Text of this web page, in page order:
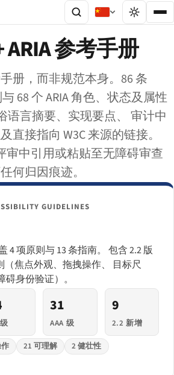
ARIA 参考手册
册，而非规范本身。86 条
68 个 ARIA 角色、状态及属性
言摘要、实现要点、 审计中
直接指向 W3C 来源的链接。
审中引用或粘贴至无障碍审查
何归因痕迹。
GUIDELINES
4 项原则与 13 条指南。 包含 2.2 版
（焦点外观、拖拽操作、 目标尺
身份验证）。
31
AAA 级
9
2.2 新增
21 可理解 2 健壮性